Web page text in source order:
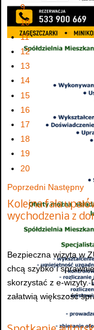
9
10
11
12
13
14
15
16
17
18
19
20
Poprzedni Następny
Kolejna fala
wychodzenia z
Bezpieczna wizyta w
chcą szybko i
skorzystać z e-wizyty.
załatwią większość